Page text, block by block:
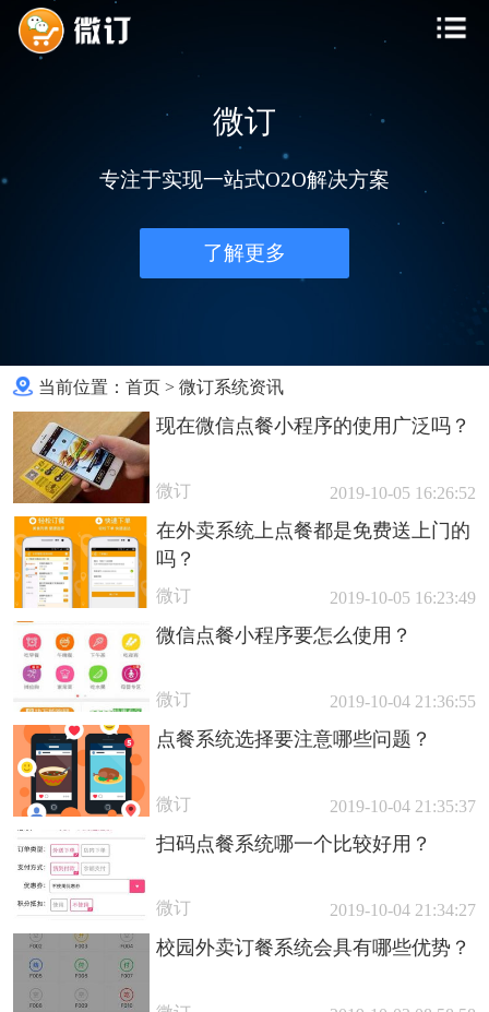
微订
专注于实现一站式O2O解决方案
了解更多
当前位置：首页 >微订系统资讯
现在微信点餐小程序的使用广泛吗？
微订 2019-10-05 16:26:52
在外卖系统上点餐都是免费送上门的
吗？
微订 2019-10-05 16:23:49
微信点餐小程序要怎么使用？
微订 2019-10-04 21:36:55
点餐系统选择要注意哪些问题？
微订 2019-10-04 21:35:37
扫码点餐系统哪一个比较好用？
微订 2019-10-04 21:34:27
校园外卖订餐系统会具有哪些优势？